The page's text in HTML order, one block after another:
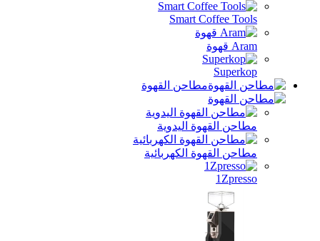
Smart Coffee Tools
Aram قهوة
Superkop
مطاحن القهوة
مطاحن القهوة اليدوية
مطاحن القهوة الكهربائية
1Zpresso